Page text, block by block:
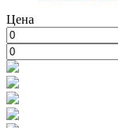
Цена